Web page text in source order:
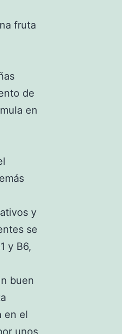
fruta
de
en
y
se
y B6,
buen
en el
unos